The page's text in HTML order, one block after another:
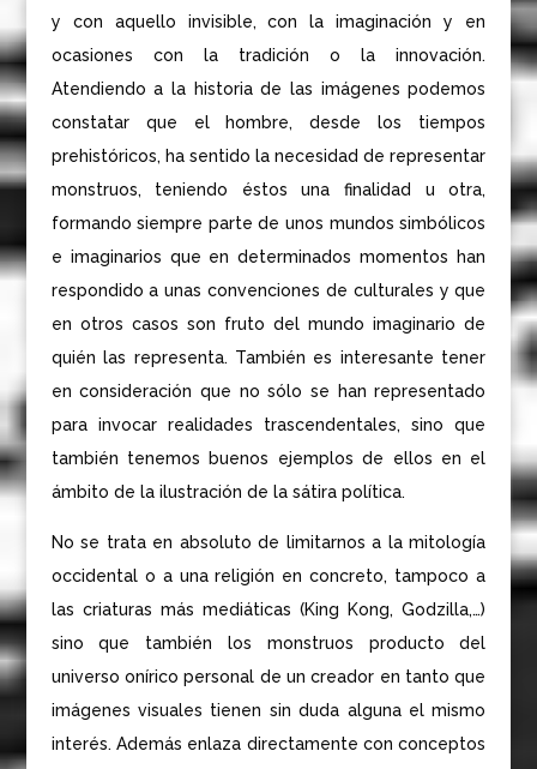
y con aquello invisible, con la imaginación y en
ocasiones con la tradición o la innovación.
Atendiendo a la historia de las imágenes podemos
constatar que el hombre, desde los tiempos
prehistóricos, ha sentido la necesidad de representar
monstruos, teniendo éstos una finalidad u otra,
formando siempre parte de unos mundos simbólicos
e imaginarios que en determinados momentos han
respondido a unas convenciones de culturales y que
en otros casos son fruto del mundo imaginario de
quién las representa. También es interesante tener
en consideración que no sólo se han representado
para invocar realidades trascendentales, sino que
también tenemos buenos ejemplos de ellos en el
ámbito de la ilustración de la sátira política.
No se trata en absoluto de limitarnos a la mitología
occidental o a una religión en concreto, tampoco a
las criaturas más mediáticas (King Kong, Godzilla,…)
sino que también los monstruos producto del
universo onírico personal de un creador en tanto que
imágenes visuales tienen sin duda alguna el mismo
interés. Además enlaza directamente con conceptos